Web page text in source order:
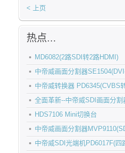
< 上页
热点...
MD6082(2路SDI转2路HDMI)
中帝威画面分割器
中帝威转换器 PD6345(CVBS
全面革新--中帝威SDI画面分
HDS7106 Mini切换台
中帝威画面分割器
中帝威SDI光端机PD6017F(四